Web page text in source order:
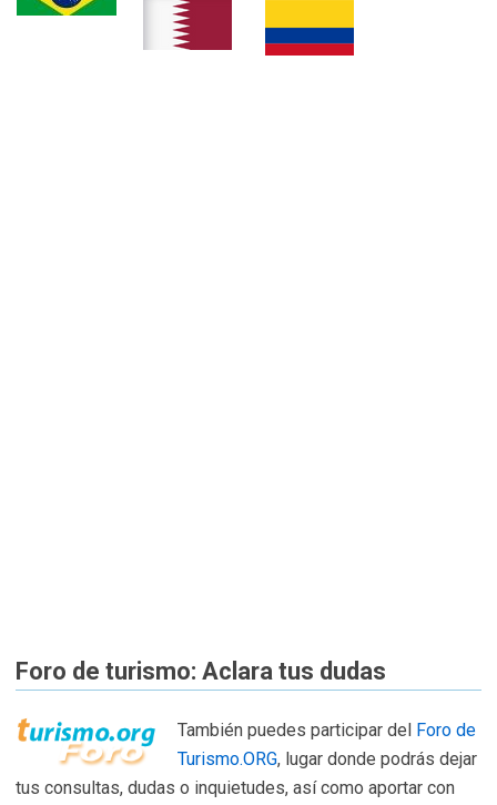
Foro de turismo: Aclara tus dudas
También puedes participar del Foro de
Turismo.ORG, lugar donde podrás dejar
tus consultas, dudas o inquietudes, así como aportar con